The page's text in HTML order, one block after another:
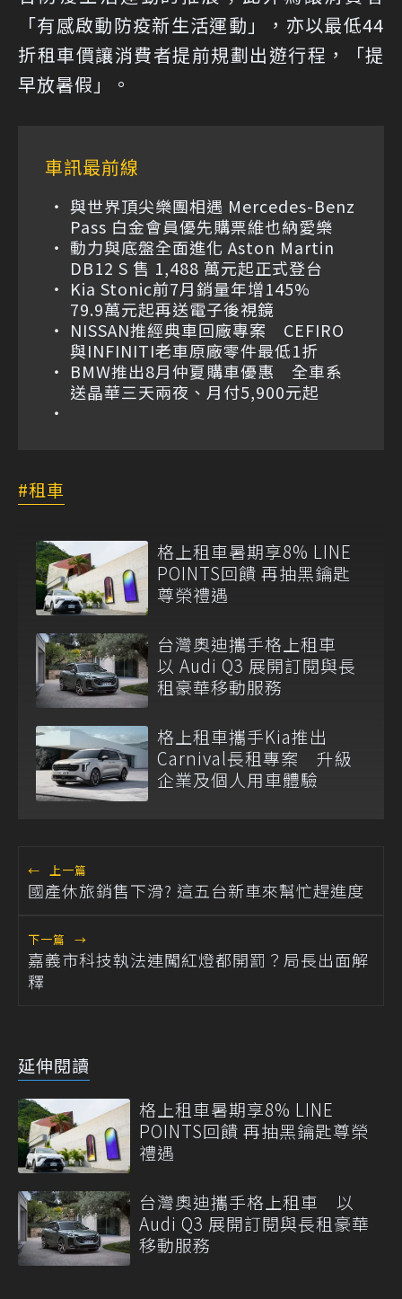
「有感啟動防疫新生活運動」，亦以最低44
折租車價讓消費者提前規劃出遊行程，「提
早放暑假」。
車訊最前線
與世界頂尖樂團相遇 Mercedes-Benz
Pass 白金會員優先購票維也納愛樂
動力與底盤全面進化 Aston Martin
DB12 S 售 1,488 萬元起正式登台
Kia Stonic前7月銷量年增145%
79.9萬元起再送電子後視鏡
NISSAN推經典車回廠專案 CEFIRO
與INFINITI老車原廠零件最低1折
BMW推出8月仲夏購車優惠 全車系
送晶華三天兩夜、月付5,900元起
租車
格上租車暑期享8% LINE
POINTS回饋 再抽黑鑰匙
尊榮禮遇
台灣奧迪攜手格上租車
以 Audi Q3 展開訂閱與長
租豪華移動服務
格上租車攜手Kia推出
Carnival長租專案 升級
企業及個人用車體驗
← 上一篇
國產休旅銷售下滑? 這五台新車來幫忙趕進度
下一篇 →
嘉義市科技執法連闖紅燈都開罰？局長出面解
釋
延伸閱讀
格上租車暑期享8% LINE
POINTS回饋 再抽黑鑰匙尊榮
禮遇
台灣奧迪攜手格上租車 以
Audi Q3 展開訂閱與長租豪華
移動服務